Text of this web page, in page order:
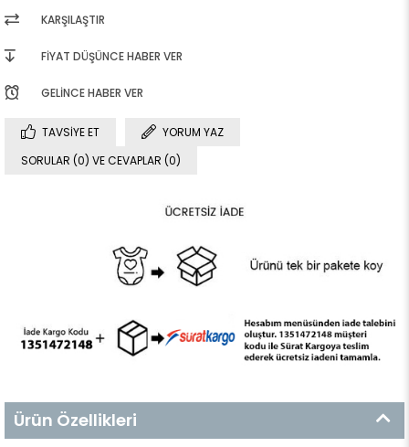
KARŞILAŞTIR
FIYAT DÜŞÜNCE HABER VER
GELINCE HABER VER
TAVSIYE ET
YORUM YAZ
SORULAR (0) VE CEVAPLAR (0)
Ürün Özellikleri